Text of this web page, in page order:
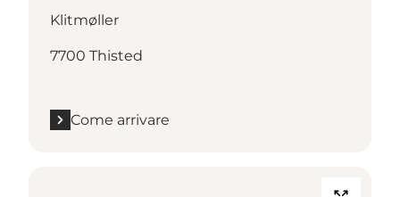
Klitmøller
7700 Thisted
Come arrivare